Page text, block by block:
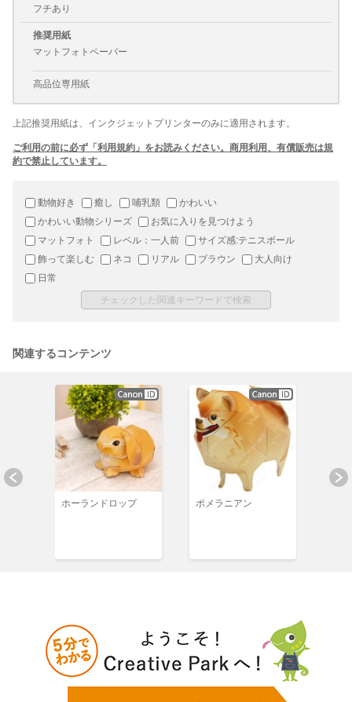
フチあり
推奨用紙
マットフォトペーパー
高品位専用紙
上記推奨用紙は、インクジェットプリンターのみに適用されます。
ご利用の前に必ず「利用規約」をお読みください。商用利用、有償販売は規
約で禁止しています。
動物好き 癒し 哺乳類
かわいい
かわいい動物シリーズ
お気に入りを見つけよう
マットフォト
レベル：一人前
サイズ感:テニスボール
飾って楽しむ
ネコ リアル ブラウン
大人向け
日常
関連するコンテンツ
ホーランドロップ ポメラニアン